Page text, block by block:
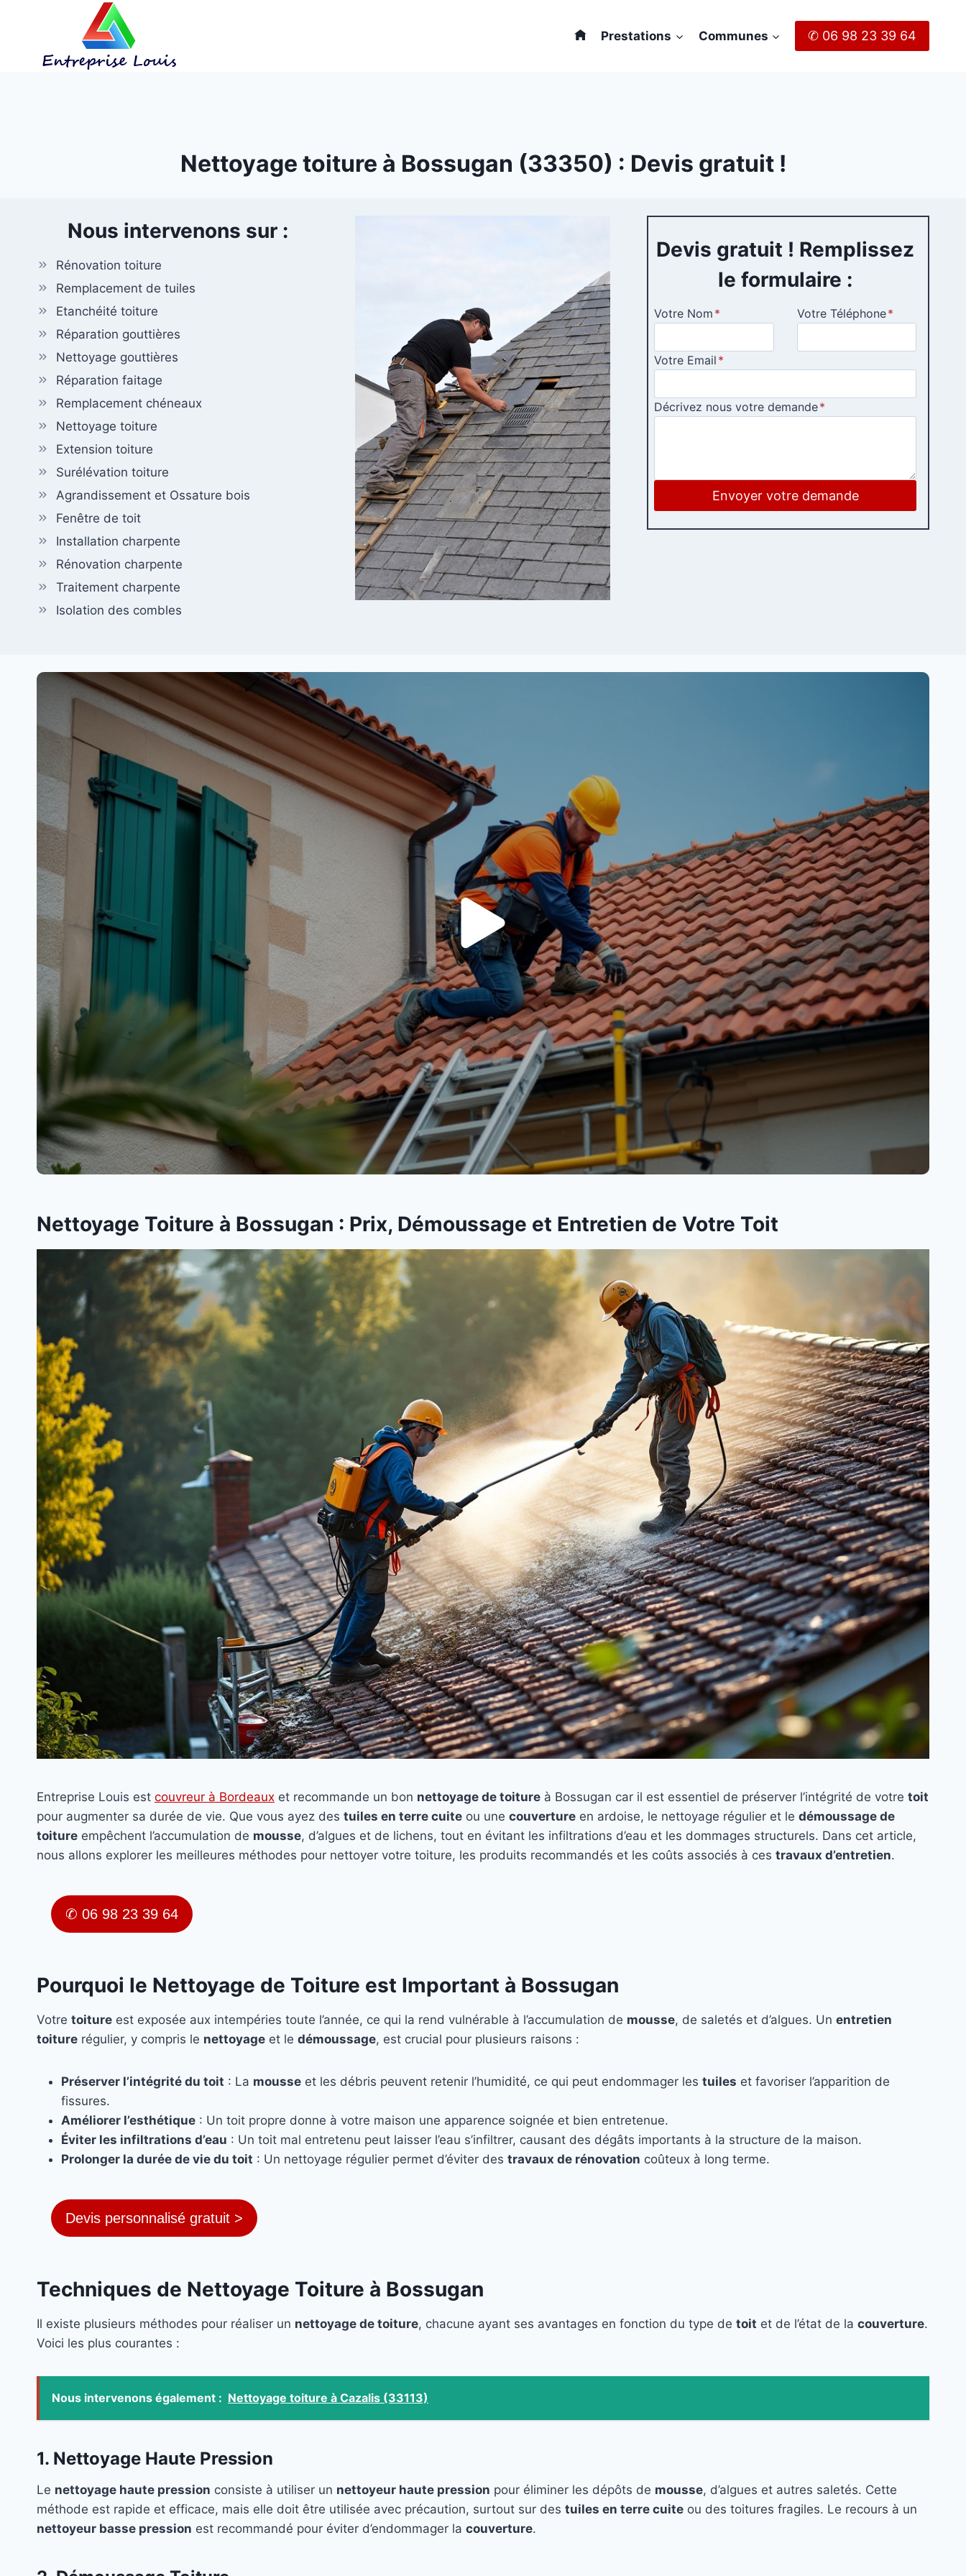
Prestations Communes ✆ 06 98 23 39 64
Nettoyage toiture à Bossugan (33350) : Devis gratuit !
Nous intervenons sur :
Rénovation toiture
Remplacement de tuiles
Etanchéité toiture
Réparation gouttières
Nettoyage gouttières
Réparation faitage
Remplacement chéneaux
Nettoyage toiture
Extension toiture
Surélévation toiture
Agrandissement et Ossature bois
Fenêtre de toit
Installation charpente
Rénovation charpente
Traitement charpente
Isolation des combles
Devis gratuit ! Remplissez
le formulaire :
Votre Nom * Votre Téléphone*
Votre Email *
Décrivez nous votre demande*
Envoyer votre demande
Nettoyage Toiture à Bossugan : Prix, Démoussage et Entretien de Votre Toit
Entreprise Louis est couvreur à Bordeaux et recommande un bon nettoyage de toiture à Bossugan car il est essentiel de préserver l’intégrité de votre toit
pour augmenter sa durée de vie. Que vous ayez des tuiles en terre cuite ou une couverture en ardoise, le nettoyage régulier et le démoussage de
toiture empêchent l’accumulation de mousse, d’algues et de lichens, tout en évitant les infiltrations d’eau et les dommages structurels. Dans cet article,
nous allons explorer les meilleures méthodes pour nettoyer votre toiture, les produits recommandés et les coûts associés à ces travaux d’entretien.
✆ 06 98 23 39 64
Pourquoi le Nettoyage de Toiture est Important à Bossugan
Votre toiture est exposée aux intempéries toute l’année, ce qui la rend vulnérable à l’accumulation de mousse, de saletés et d’algues. Un entretien
toiture régulier, y compris le nettoyage et le démoussage, est crucial pour plusieurs raisons :
Préserver l’intégrité du toit : La mousse et les débris peuvent retenir l’humidité, ce qui peut endommager les tuiles et favoriser l’apparition de
fissures.
Améliorer l’esthétique : Un toit propre donne à votre maison une apparence soignée et bien entretenue.
Éviter les infiltrations d’eau : Un toit mal entretenu peut laisser l’eau s’infiltrer, causant des dégâts importants à la structure de la maison.
Prolonger la durée de vie du toit : Un nettoyage régulier permet d’éviter des travaux de rénovation coûteux à long terme.
Devis personnalisé gratuit >
Techniques de Nettoyage Toiture à Bossugan
Il existe plusieurs méthodes pour réaliser un nettoyage de toiture, chacune ayant ses avantages en fonction du type de toit et de l’état de la couverture.
Voici les plus courantes :
Nous intervenons également : Nettoyage toiture à Cazalis (33113)
1. Nettoyage Haute Pression
Le nettoyage haute pression consiste à utiliser un nettoyeur haute pression pour éliminer les dépôts de mousse, d’algues et autres saletés. Cette
méthode est rapide et efficace, mais elle doit être utilisée avec précaution, surtout sur des tuiles en terre cuite ou des toitures fragiles. Le recours à un
nettoyeur basse pression est recommandé pour éviter d’endommager la couverture.